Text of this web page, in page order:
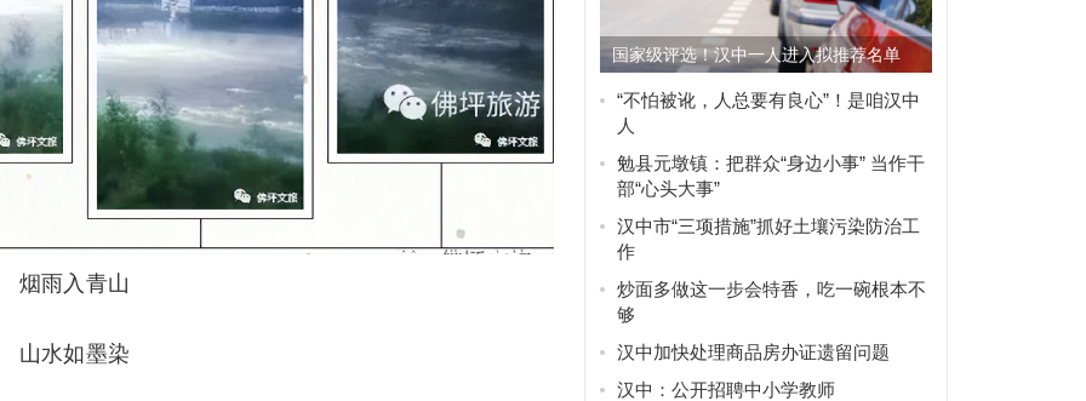
烟雨入青山
山水如墨染
国家级评选！汉中一人进入拟推荐名单
“不怕被讹，人总要有良心”！是咱汉中
人
勉县元墩镇：把群众“身边小事” 当作干
部“心头大事”
汉中市“三项措施”抓好土壤污染防治工
作
炒面多做这一步会特香，吃一碗根本不
够
汉中加快处理商品房办证遗留问题
汉中：公开招聘中小学教师